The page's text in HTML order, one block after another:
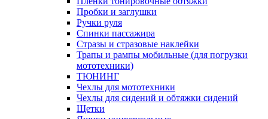
Пробки и заглушки
Ручки руля
Спинки пассажира
Стразы и стразовые наклейки
Трапы и рампы мобильные (для погрузки
мототехники)
ТЮНИНГ
Чехлы для мототехники
Чехлы для сидений и обтяжки сидений
Щетки